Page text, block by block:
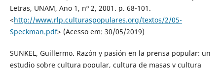
Letras, UNAM, Ano 1, nº 2, 2001. p. 68-101.
<http://www.rlp.culturaspopulares.org/textos/2/05-
Speckman.pdf> (Acesso em: 30/05/2019)
SUNKEL, Guillermo. Razón y pasión en la prensa popular: un
estudio sobre cultura popular, cultura de masas y cultura